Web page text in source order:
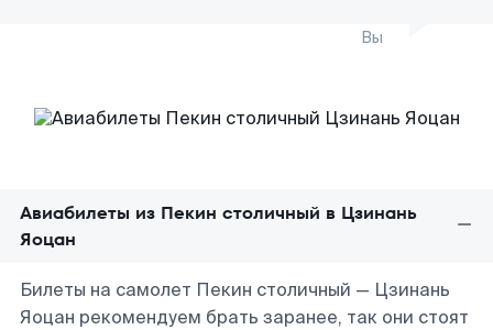
Вы
Авиабилеты из Пекин столичный в Цзинань
Яоцан
Билеты на самолет Пекин столичный — Цзинань
Яоцан рекомендуем брать заранее, так они стоят